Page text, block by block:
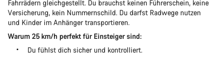
Fahrrädern gleichgestellt. Du brauchst keinen Führerschein, keine
Versicherung, kein Nummernschild. Du darfst Radwege nutzen
und Kinder im Anhänger transportieren.
Warum 25 km/h perfekt für Einsteiger sind:
Du fühlst dich sicher und kontrolliert.